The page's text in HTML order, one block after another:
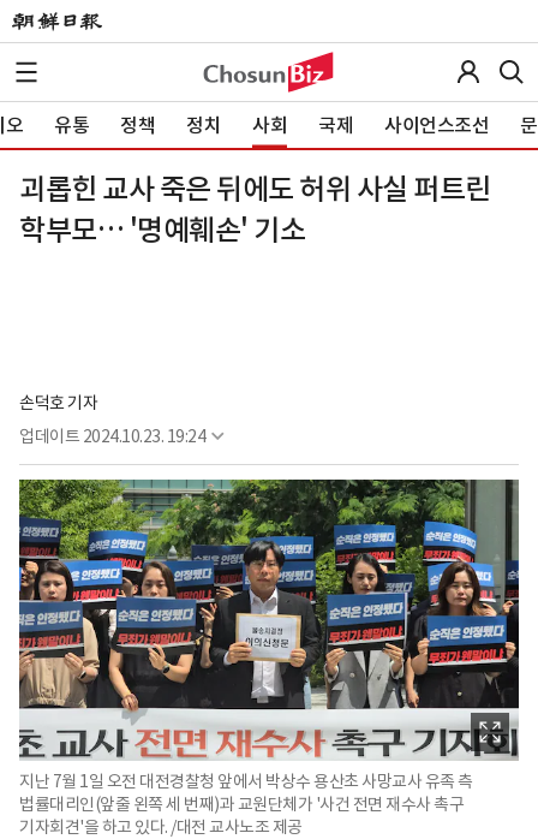
오 유통 정책 정치 사회 국제 사이언스조선
괴롭힌 교사 죽은 뒤에도 허위 사실 퍼트린
학부모… '명예훼손' 기소
손덕호 기자
업데이트 2024.10.23. 19:24
지난 7월 1일 오전 대전경찰청 앞에서 박상수 용산초 사망교사 유족 측
법률대리인(앞줄 왼쪽 세 번째)과 교원단체가 '사건 전면 재수사 촉구
기자회견'을 하고 있다. /대전 교사노조 제공